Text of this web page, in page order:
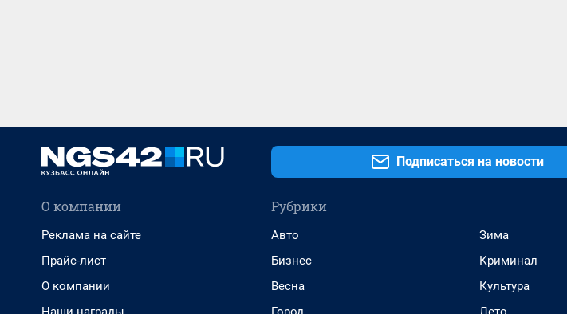
Подписаться на новости
О компании
Реклама на сайте
Прайс-лист
О компании
Рубрики
Авто
Бизнес
Весна
Зима
Криминал
Культура